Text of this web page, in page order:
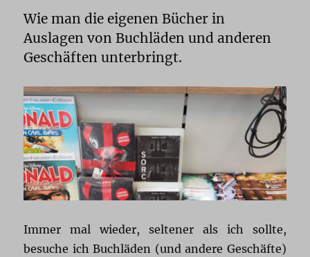
Wie man die eigenen Bücher in
Auslagen von Buchläden und anderen
Geschäften unterbringt.
Immer mal wieder, seltener als ich sollte,
besuche ich Buchläden (und andere Geschäfte)